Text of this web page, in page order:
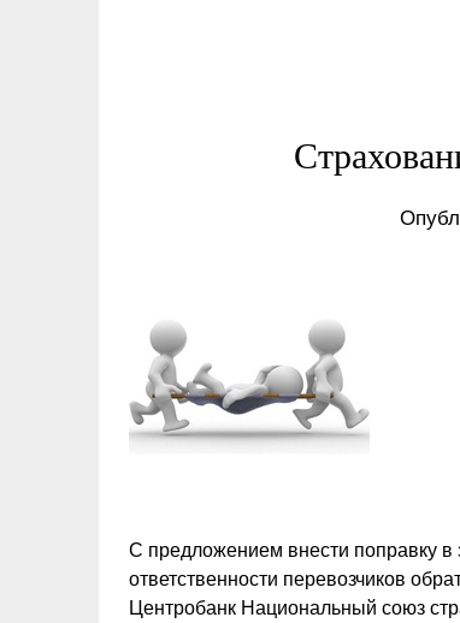
С предложением внести поправку в
ответственности перевозчиков
Центробанк Национальный союз